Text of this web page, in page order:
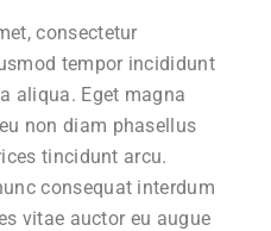
consectetur
tempor incididunt
aliqua. Eget magna
non diam phasellus
tincidunt arcu.
consequat interdum
vitae auctor eu augue